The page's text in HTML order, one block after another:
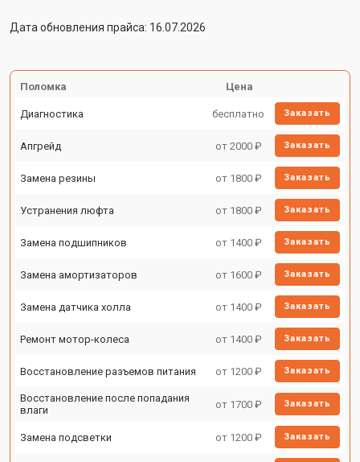
Дата обновления прайса: 16.07.2026
Поломка Цена
Диагностика бесплатно Заказать
Апгрейд от 2000 ₽ Заказать
Замена резины от 1800 ₽ Заказать
Устранения люфта от 1800 ₽ Заказать
Замена подшипников от 1400 ₽ Заказать
Замена амортизаторов от 1600 ₽ Заказать
Замена датчика холла от 1400 ₽ Заказать
Ремонт мотор-колеса от 1400 ₽ Заказать
Восстановление разъемов питания от 1200 ₽ Заказать
Восстановление после попадания
влаги
от 1700 ₽ Заказать
Замена подсветки от 1200 ₽ Заказать